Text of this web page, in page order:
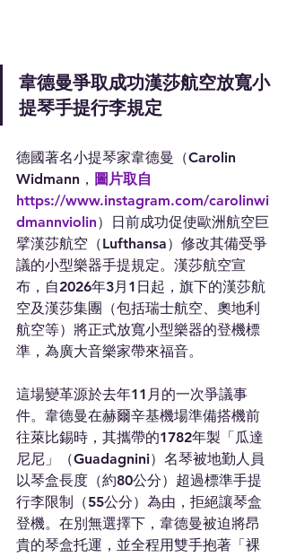
韋德曼爭取成功漢莎航空放寬小
提琴手提行李規定
德國著名小提琴家韋德曼（Carolin
Widmann， 圖片取自
https://www.instagram.com/carolinwi
dmannviolin）日前成功促使歐洲航空巨
擘漢莎航空（Lufthansa）修改其備受爭
議的小型樂器手提規定。漢莎航空宣
布，自2026年3月1日起，旗下的漢莎航
空及漢莎集團（包括瑞士航空、奧地利
航空等）將正式放寬小型樂器的登機標
準，為廣大音樂家帶來福音。
這場變革源於去年11月的一次爭議事
件。韋德曼在赫爾辛基機場準備搭機前
往萊比錫時，其攜帶的1782年製「瓜達
尼尼」（Guadagnini）名琴被地勤人員
以琴盒長度（約80公分）超過標準手提
行李限制（55公分）為由，拒絕讓琴盒
登機。在別無選擇下，韋德曼被迫將昂
貴的琴盒托運，並全程用雙手抱著「裸